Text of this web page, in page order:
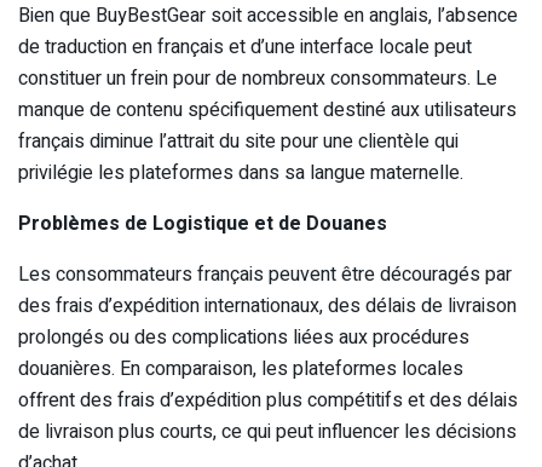
Bien que BuyBestGear soit accessible en anglais, l’absence
de traduction en français et d’une interface locale peut
constituer un frein pour de nombreux consommateurs. Le
manque de contenu spécifiquement destiné aux utilisateurs
français diminue l’attrait du site pour une clientèle qui
privilégie les plateformes dans sa langue maternelle.
Problèmes de Logistique et de Douanes
Les consommateurs français peuvent être découragés par
des frais d’expédition internationaux, des délais de livraison
prolongés ou des complications liées aux procédures
douanières. En comparaison, les plateformes locales
offrent des frais d’expédition plus compétitifs et des délais
de livraison plus courts, ce qui peut influencer les décisions